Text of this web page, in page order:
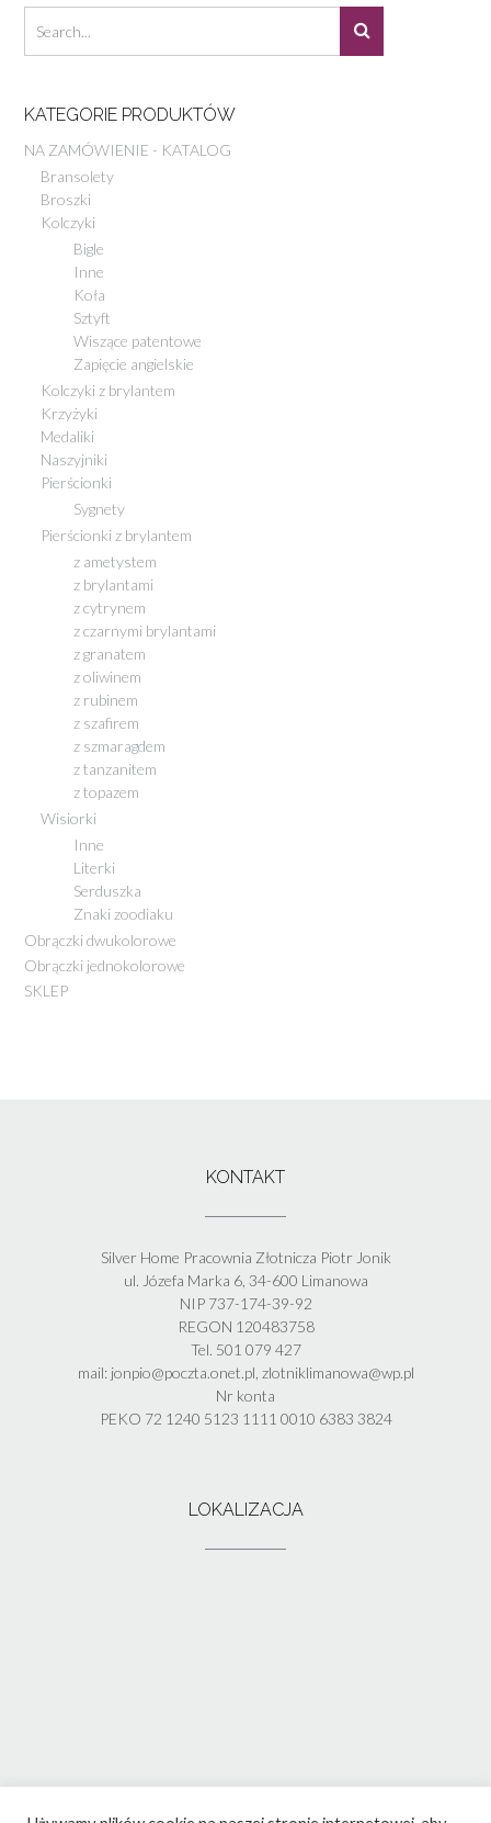
KATEGORIE PRODUKTÓW
NA ZAMÓWIENIE - KATALOG
Bransolety
Broszki
Kolczyki
Bigle
Inne
Koła
Sztyft
Wiszące patentowe
Zapięcie angielskie
Kolczyki z brylantem
Krzyżyki
Medaliki
Naszyjniki
Pierścionki
Sygnety
Pierścionki z brylantem
z ametystem
z brylantami
z cytrynem
z czarnymi brylantami
z granatem
z oliwinem
z rubinem
z szafirem
z szmaragdem
z tanzanitem
z topazem
Wisiorki
Inne
Literki
Serduszka
Znaki zoodiaku
Obrączki dwukolorowe
Obrączki jednokolorowe
SKLEP
KONTAKT
Silver Home Pracownia Złotnicza Piotr Jonik
ul. Józefa Marka 6, 34-600 Limanowa
NIP 737-174-39-92
REGON 120483758
Tel. 501 079 427
mail: jonpio@poczta.onet.pl, zlotniklimanowa@wp.pl
Nr konta
PEKO 72 1240 5123 1111 0010 6383 3824
LOKALIZACJA